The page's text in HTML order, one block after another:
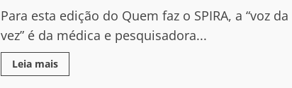
Para esta edição do Quem faz o SPIRA, a “voz da
vez” é da médica e pesquisadora...
Leia mais